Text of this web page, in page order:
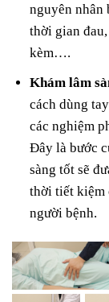
nguyên nhân
thời gian
kèm….
Khám lâm
cách dùng
các nghiệm
Đây là bước
sàng tốt sẽ
thời tiết kiệm
người bệnh.